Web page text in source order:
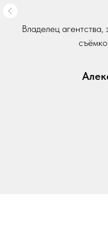
Владелец